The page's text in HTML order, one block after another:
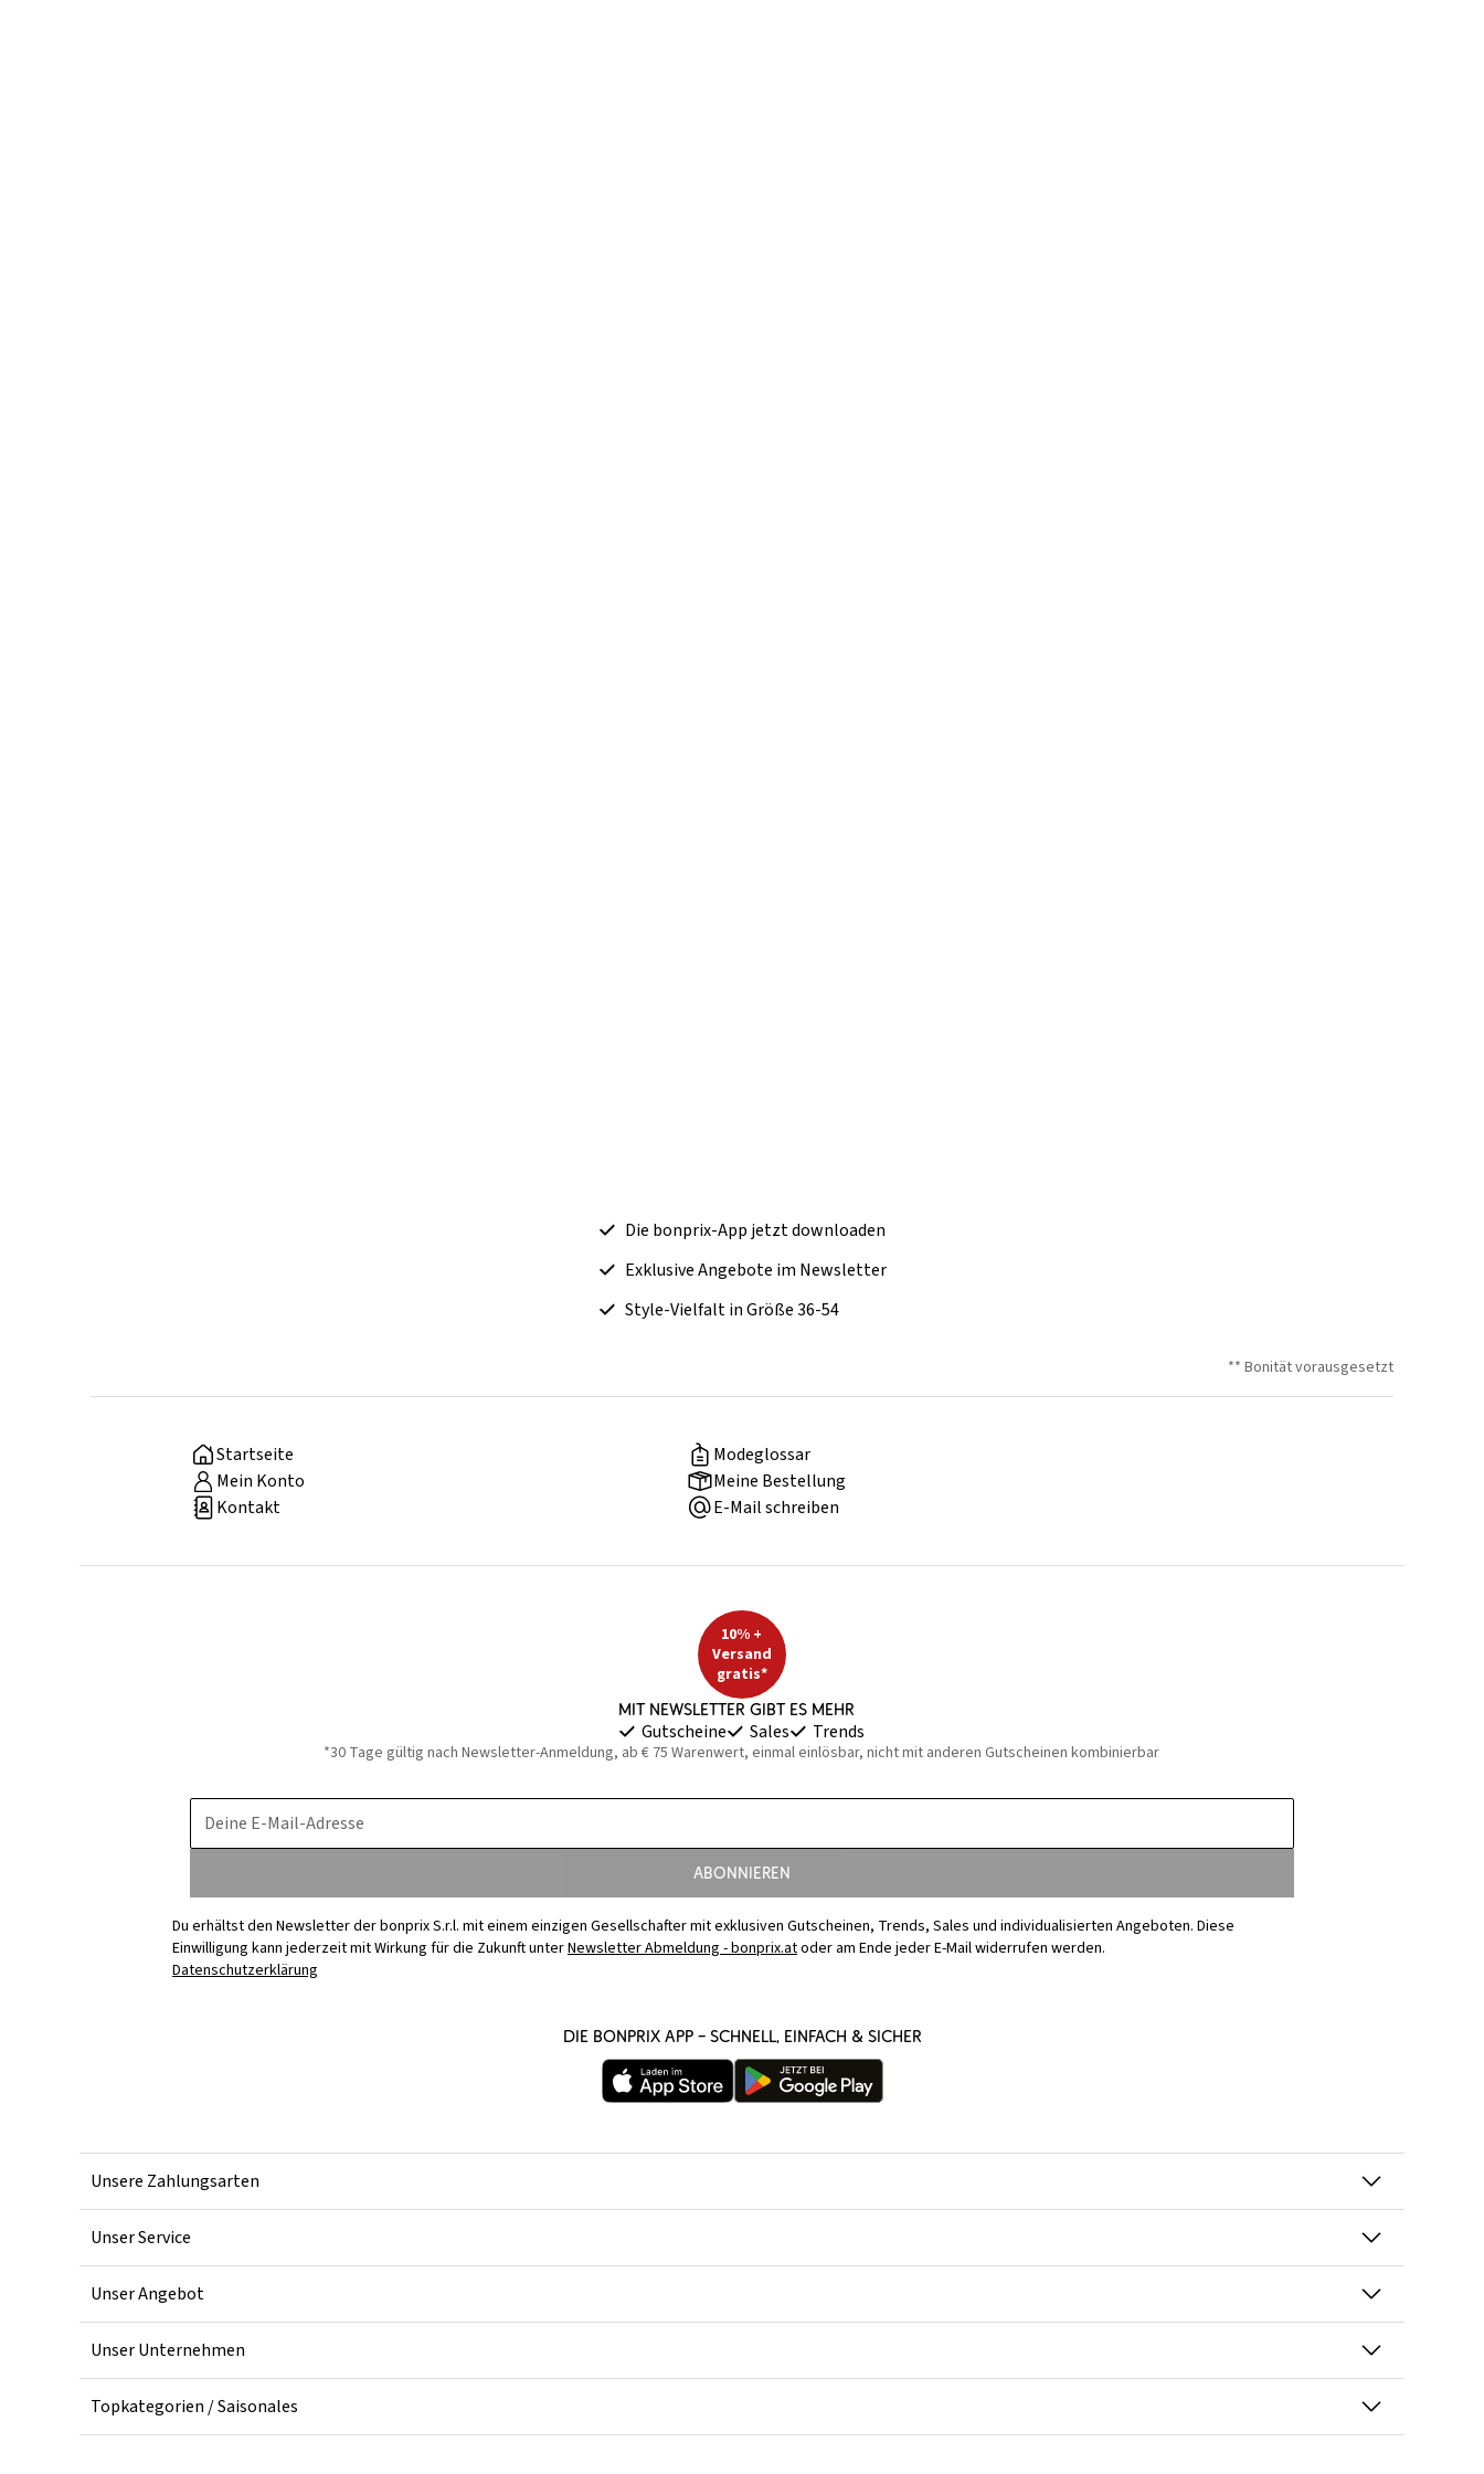
Die bonprix-App jetzt downloaden
Exklusive Angebote im Newsletter
Style-Vielfalt in Größe 36-54
** Bonität vorausgesetzt
Startseite
Modeglossar
Mein Konto
Meine Bestellung
Kontakt
E-Mail schreiben
10% +
Versand
gratis*
Mit Newsletter gibt es mehr
Gutscheine Sales Trends
*30 Tage gültig nach Newsletter-Anmeldung, ab € 75 Warenwert, einmal einlösbar, nicht mit anderen Gutscheinen kombinierbar
Deine E-Mail-Adresse
Abonnieren
Du erhältst den Newsletter der bonprix S.r.l. mit einem einzigen Gesellschafter mit exklusiven Gutscheinen, Trends, Sales und individualisierten Angeboten. Diese
Einwilligung kann jederzeit mit Wirkung für die Zukunft unterNewsletter Abmeldung - bonprix.atoder am Ende jeder E-Mail widerrufen werden.
Datenschutzerklärung
Die bonprix App – schnell, einfach & sicher
Unsere Zahlungsarten
Unser Service
Unser Angebot
Unser Unternehmen
Topkategorien / Saisonales